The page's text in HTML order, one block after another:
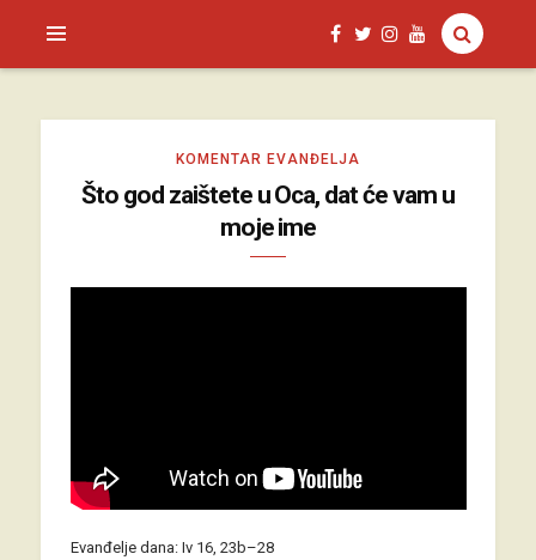
SAGUD.XYZKOMENTAR EVANĐELJA
Što god zaištete u Oca, dat će vam u
moje ime
Evanđelje dana: Iv 16, 23b–28